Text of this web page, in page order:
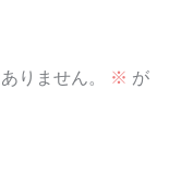
りません。 ※ が